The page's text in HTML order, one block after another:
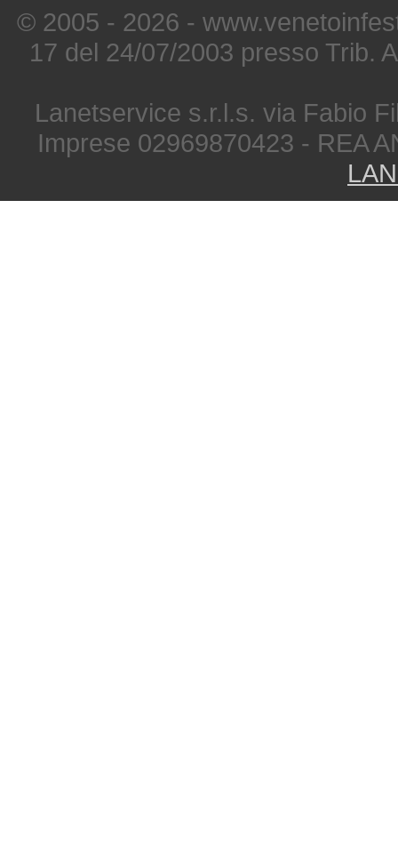
© 2005 - 2026 -
17 del 24/07/2003 presso Trib.
Lanetservice s.r.l.s. via Fabio
Imprese 02969870423 - REA